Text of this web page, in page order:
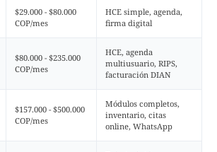
$29.000 - $80.000
COP/mes
HCE simple, agenda,
firma digital
$80.000 - $235.000
COP/mes
HCE, agenda
multiusuario, RIPS,
facturación DIAN
$157.000 - $500.000
COP/mes
Módulos completos,
inventario, citas
online, WhatsApp